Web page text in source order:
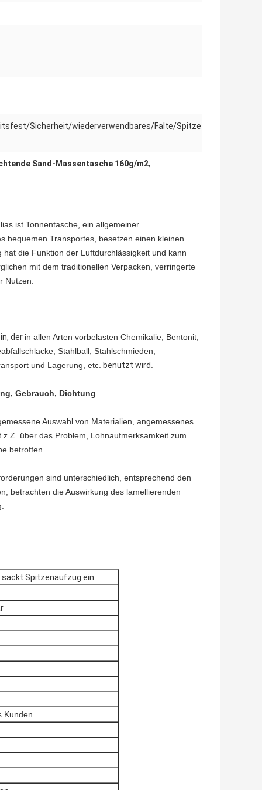
Sicherheit/wiederverwendbares/Falte/Spitze
Sand-Massentasche 160g/m2,
ist Tonnentasche, ein allgemeiner
bequemen Transportes, besetzen einen kleinen
die Funktion der Luftdurchlässigkeit und kann
mit dem traditionellen Verpacken, verringerte
Nutzen.
der in allen Arten vorbelasten Chemikalie, Bentonit,
Stahlball, Stahlschmieden,
und Lagerung, etc. benutzt wird.
Gebrauch, Dichtung
Auswahl von Materialien, angemessenes
über das Problem, Lohnaufmerksamkeit zum
betroffen.
sind unterschiedlich, entsprechend den
betrachten die Auswirkung des lamellierenden
Spitzenaufzug ein
Kunden